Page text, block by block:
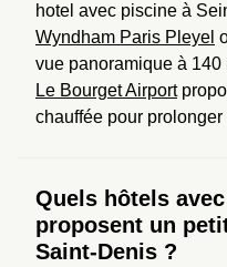
hotel avec piscine à
Wyndham Paris Pleyel
vue panoramique à 140
Le Bourget Airport
chauffée pour
Quels hôtels
proposent un
Saint-Denis ?